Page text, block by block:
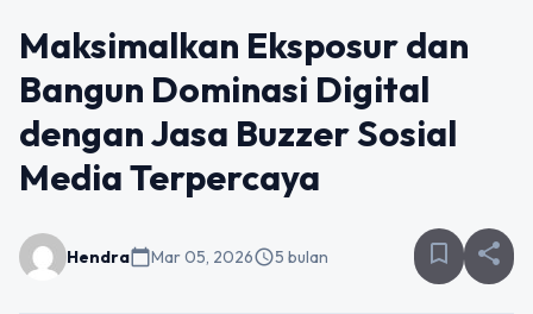
Maksimalkan Eksposur dan
Bangun Dominasi Digital
dengan Jasa Buzzer Sosial
Media Terpercaya
Hendracalendar_todayMar 05, 2026schedule5 bulan bookmark_border share